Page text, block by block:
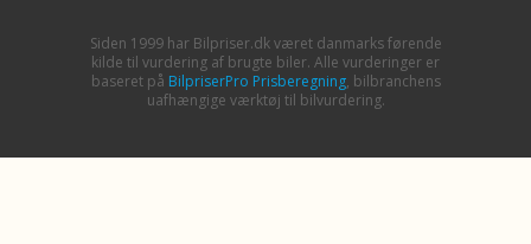
Siden 1999 har Bilpriser.dk været danmarks førende
kilde til vurdering af brugte biler. Alle vurderinger er
baseret på BilpriserPro Prisberegning, bilbranchens
uafhængige værktøj til bilvurdering.